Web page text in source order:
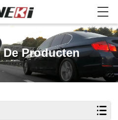
De Producten